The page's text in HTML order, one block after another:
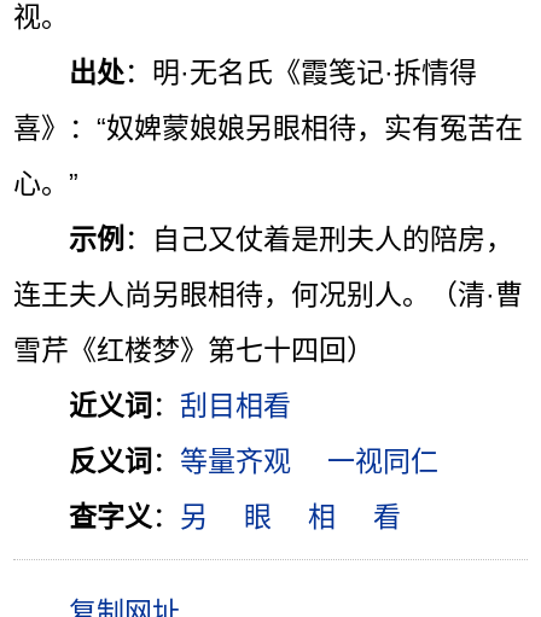
视。
出处：明·无名氏《霞笺记·拆情得
喜》：“奴婢蒙娘娘另眼相待，实有冤苦在
心。”
示例 ：自己又仗着是刑夫人的陪房，
连王夫人尚另眼相待，何况别人。（清·曹
雪芹《红楼梦》第七十四回）
近义词 ：刮目相看
反义词 ： 等量齐观
一视同仁
查字义 ： 另 眼 相 看